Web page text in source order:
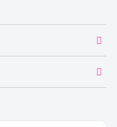
y evitar incurrir en
acceder a las fuentes